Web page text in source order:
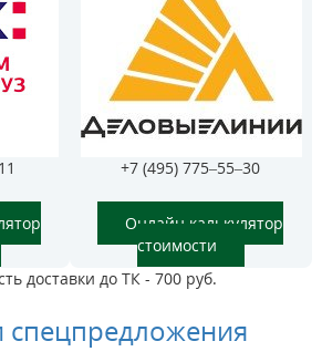
+7 (495) 775–55–30
Онлайн калькулятор
стоимости
доставки до ТК - 700 руб.
спецпредложения